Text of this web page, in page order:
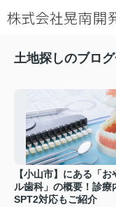
土地探しのブロ
【小山市】にある「お
ル歯科」の概要！診療
SPT2対応もご紹介